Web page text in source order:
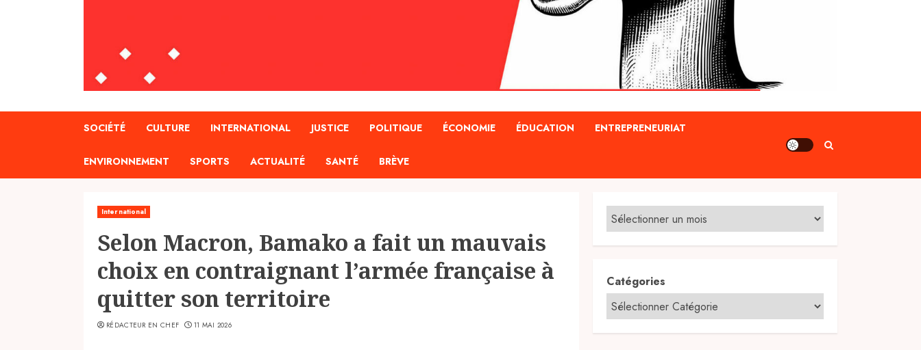
SOCIÉTÉ CULTURE INTERNATIONAL JUSTICE POLITIQUE ÉCONOMIE ÉDUCATION ENTREPRENEURIAT
ENVIRONNEMENT SPORTS ACTUALITÉ SANTÉ BRÈVE
International
Selon Macron, Bamako a fait un mauvais
choix en contraignant l’armée française à
quitter son territoire
RÉDACTEUR EN CHEF 11 MAI 2026
Catégories